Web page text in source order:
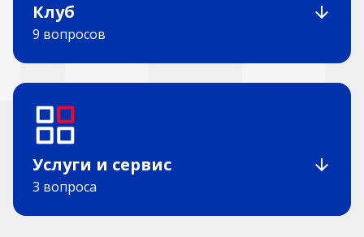
Клуб
9 вопросов
Услуги и сервис
3 вопроса